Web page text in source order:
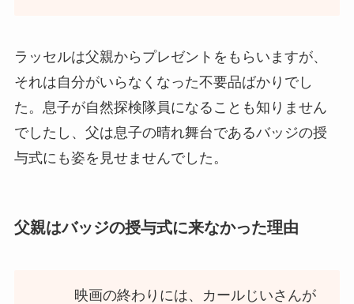
ラッセルは父親からプレゼントをもらいますが、
それは自分がいらなくなった不要品ばかりでし
た。息子が自然探検隊員になることも知りません
でしたし、父は息子の晴れ舞台であるバッジの授
与式にも姿を見せませんでした。
父親はバッジの授与式に来なかった理由
映画の終わりには、カールじいさんが